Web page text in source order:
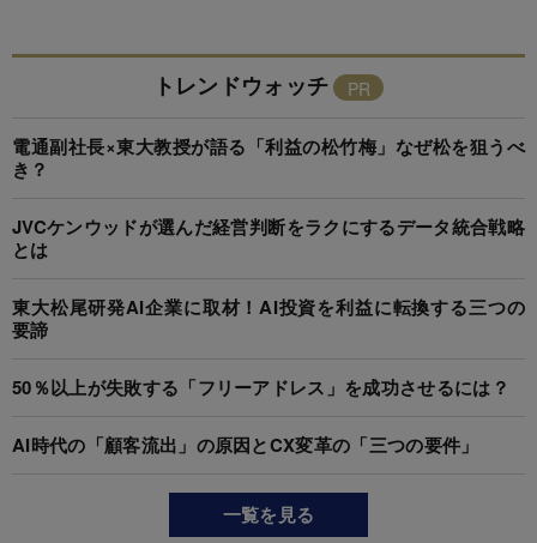
トレンドウォッチ
電通副社長×東大教授が語る「利益の松竹梅」なぜ松を狙うべ
き？
JVCケンウッドが選んだ経営判断をラクにするデータ統合戦略
とは
東大松尾研発AI企業に取材！AI投資を利益に転換する三つの
要諦
50％以上が失敗する「フリーアドレス」を成功させるには？
AI時代の「顧客流出」の原因とCX変革の「三つの要件」
一覧を見る